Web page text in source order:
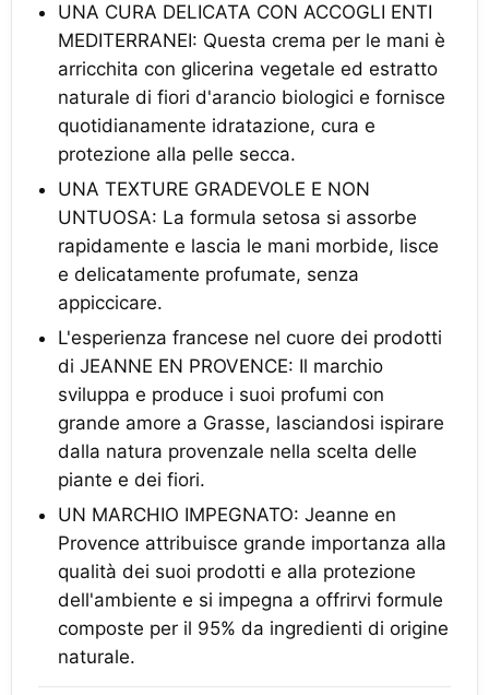
UNA CURA DELICATA CON ACCOGLI ENTI
MEDITERRANEI: Questa crema per le mani è
arricchita con glicerina vegetale ed estratto
naturale di fiori d'arancio biologici e fornisce
quotidianamente idratazione, cura e
protezione alla pelle secca.
UNA TEXTURE GRADEVOLE E NON
UNTUOSA: La formula setosa si assorbe
rapidamente e lascia le mani morbide, lisce
e delicatamente profumate, senza
appiccicare.
L'esperienza francese nel cuore dei prodotti
di JEANNE EN PROVENCE: Il marchio
sviluppa e produce i suoi profumi con
grande amore a Grasse, lasciandosi ispirare
dalla natura provenzale nella scelta delle
piante e dei fiori.
UN MARCHIO IMPEGNATO: Jeanne en
Provence attribuisce grande importanza alla
qualità dei suoi prodotti e alla protezione
dell'ambiente e si impegna a offrirvi formule
composte per il 95% da ingredienti di origine
naturale.